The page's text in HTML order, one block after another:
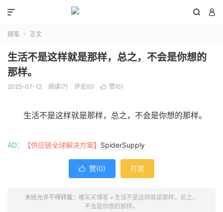
 

随笔  正文
生活不是这样就是那样，总之，不会是你想的
那样。
2025-07-12 阅读(7) 评论(0)  赞(0)
生活不是这样就是那样，总之，不会是你想的那样。
AD： 【供应链全球解决方案】 SpiderSupply
 赞(0) 打赏
未经允许不得转载： 嘟买买博客 » 生活不是这样就是那样，总之，
不会是你想的那样。